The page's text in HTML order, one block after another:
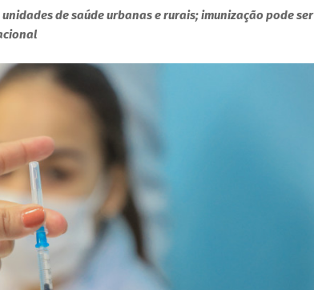
de saúde urbanas e rurais; imunização pode ser